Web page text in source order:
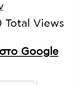
Total Views
Google